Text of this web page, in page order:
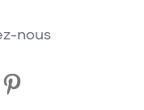
nous